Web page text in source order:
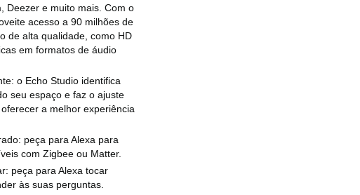
Deezer e muito mais. Com o
acesso a 90 milhões de
de alta qualidade, como HD
em formatos de áudio
o Echo Studio identifica
seu espaço e faz o ajuste
a melhor experiência
peça para Alexa para
com Zigbee ou Matter.
peça para Alexa tocar
às suas perguntas.